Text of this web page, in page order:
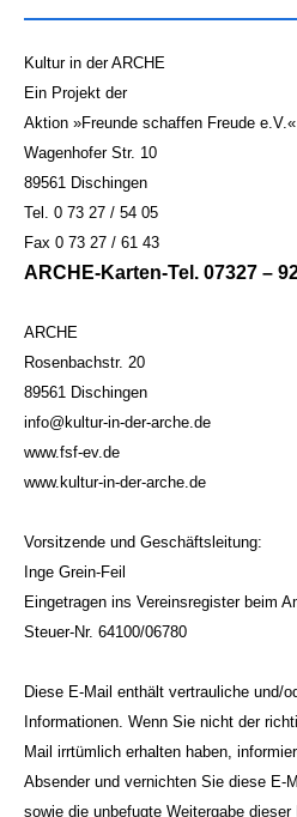
Kultur in der ARCHE
Ein Projekt der
Aktion »Freunde schaffen Freude e.V.«
Wagenhofer Str. 10
89561 Dischingen
Tel. 0 73 27 / 54 05
Fax 0 73 27 / 61 43
ARCHE-Karten-Tel. 07327 –
ARCHE
Rosenbachstr. 20
89561 Dischingen
info@kultur-in-der-arche.de
www.fsf-ev.de
www.kultur-in-der-arche.de
Vorsitzende und Geschäftsleitung:
Inge Grein-Feil
Eingetragen ins Vereinsregister beim
Steuer-Nr. 64100/06780
Diese E-Mail enthält vertrauliche und/
Informationen. Wenn Sie nicht der
Mail irrtümlich erhalten haben,
Absender und vernichten Sie diese E-
sowie die unbefugte Weitergabe